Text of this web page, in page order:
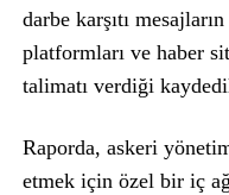
darbe karşıtı
platformları ve haber
talimatı verdiği
Raporda, askeri
etmek için özel bir iç